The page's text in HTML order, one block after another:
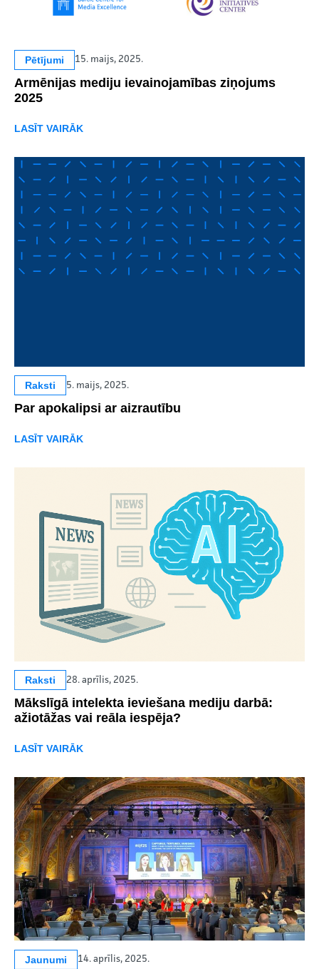
Pētījumi 15. maijs, 2025.
Armēnijas mediju ievainojamības ziņojums
2025
LASĪT VAIRĀK
Raksti 5. maijs, 2025.
Par apokalipsi ar aizrautību
LASĪT VAIRĀK
Raksti 28. aprīlis, 2025.
Mākslīgā intelekta ieviešana mediju darbā:
ažiotāžas vai reāla iespēja?
LASĪT VAIRĀK
Jaunumi 14. aprīlis, 2025.